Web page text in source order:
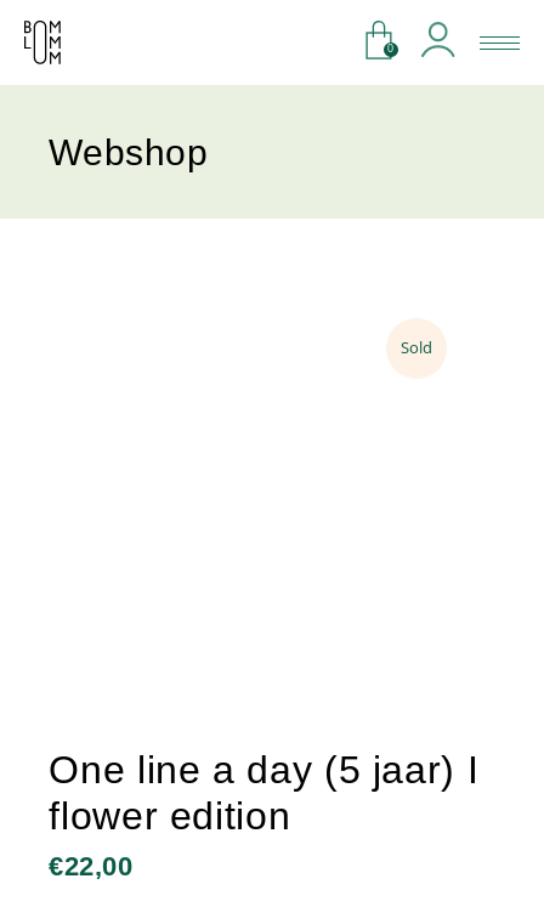
0
Webshop
Sold
One line a day (5 jaar) I
flower edition
€22,00